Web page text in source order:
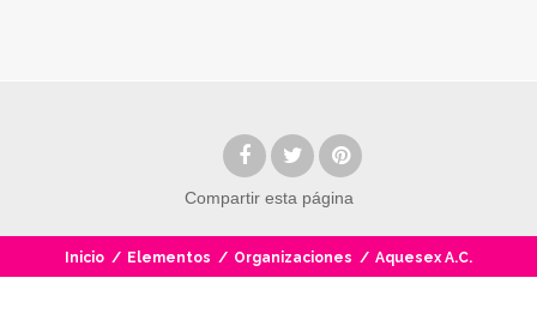
Compartir esta página
Inicio / Elementos / Organizaciones / Aquesex A.C.